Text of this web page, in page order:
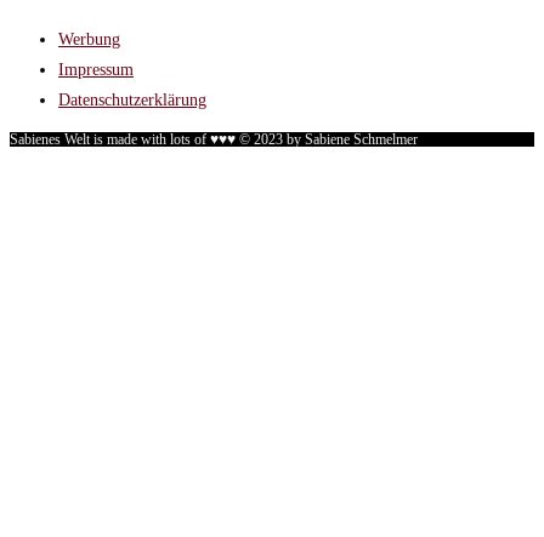
Werbung
Impressum
Datenschutzerklärung
Sabienes Welt is made with lots of ♥♥♥ © 2023 by Sabiene Schmelmer